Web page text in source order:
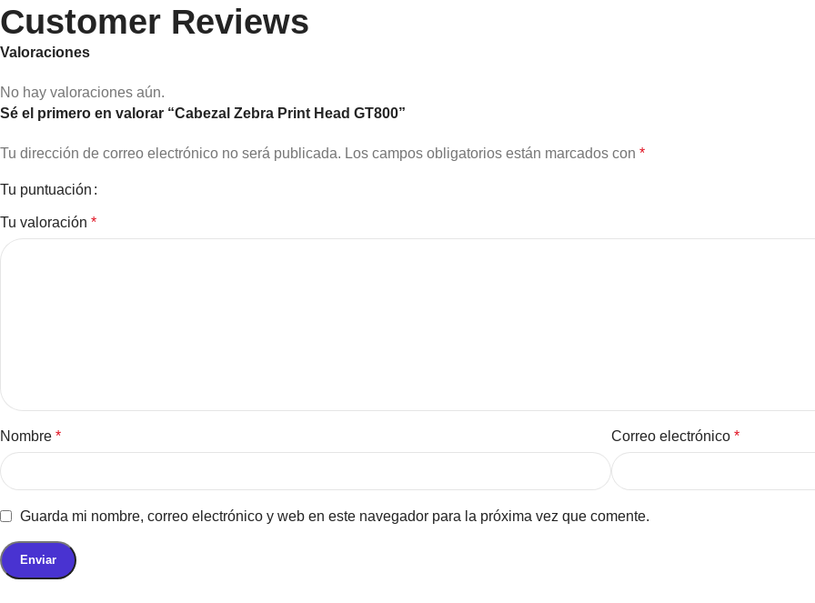
Customer Reviews
Valoraciones
No hay valoraciones aún.
Sé el primero en valorar “Cabezal Zebra Print Head GT800”
Tu dirección de correo electrónico no será publicada. Los campos obligatorios están marcados con *
Tu puntuación
Tu valoración *
Nombre * Correo electrónico *
Guarda mi nombre, correo electrónico y web en este navegador para la próxima vez que comente.